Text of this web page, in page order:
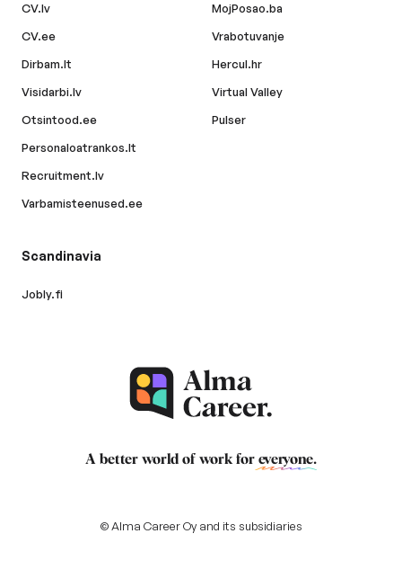
CV.lv
CV.ee
Dirbam.lt
Visidarbi.lv
Otsintood.ee
Personaloatrankos.lt
Recruitment.lv
Varbamisteenused.ee
MojPosao.ba
Vrabotuvanje
Hercul.hr
Virtual Valley
Pulser
Scandinavia
Jobly.fi
A better world of work for everyone.
© Alma Career Oy and its subsidiaries